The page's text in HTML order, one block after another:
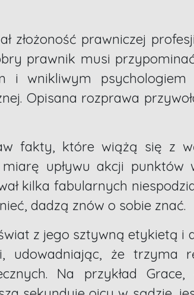
złożoność prawniczej
prawnik musi
wnikliwym psychologiem
Opisana rozprawa
fakty, które wiążą się z
upływu akcji
kilka fabularnych
dadzą znów o sobie znać.
z jego sztywną etykietą i
udowadniając, że trzyma
Na przykład